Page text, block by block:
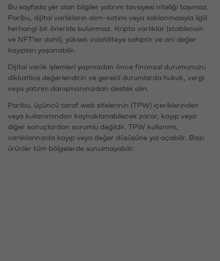
Bu sayfada yer alan bilgiler yatırım tavsiyesi niteliği taşımaz.
Paribu, dijital varlıkların alım-satımı veya saklanmasıyla ilgili
herhangi bir öneride bulunmaz. Kripto varlıklar (stablecoin
ve NFT'ler dahil), yüksek volatiliteye sahiptir ve ani değer
kayıpları yaşanabilir.
Dijital varlık işlemleri yapmadan önce finansal durumunuzu
dikkatlice değerlendirin ve gerekli durumlarda hukuk, vergi
veya yatırım danışmanınızdan destek alın.
Paribu, üçüncü taraf web sitelerinin (TPW) içeriklerinden
veya kullanımından kaynaklanabilecek zarar, kayıp veya
diğer sonuçlardan sorumlu değildir. TPW kullanımı,
varlıklarınızda kayıp veya değer düşüşüne yol açabilir. Bazı
ürünler tüm bölgelerde sunulmayabilir.